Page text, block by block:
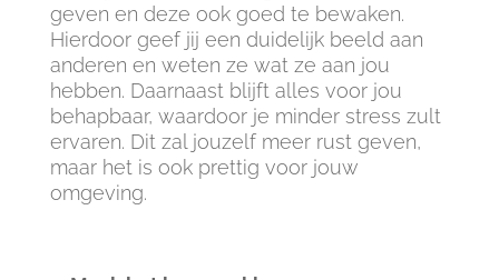
geven en deze ook goed te bewaken.
Hierdoor geef jij een duidelijk beeld aan
anderen en weten ze wat ze aan jou
hebben. Daarnaast blijft alles voor jou
behapbaar, waardoor je minder stress zult
ervaren. Dit zal jouzelf meer rust geven,
maar het is ook prettig voor jouw
omgeving.